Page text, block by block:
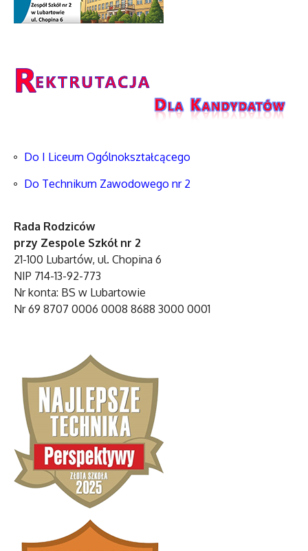
Do I Liceum Ogólnokształcącego
Do Technikum Zawodowego nr 2
Rada Rodziców
przy Zespole Szkół nr 2
21-100 Lubartów, ul. Chopina 6
NIP 714-13-92-773
Nr konta: BS w Lubartowie
Nr 69 8707 0006 0008 8688 3000 0001